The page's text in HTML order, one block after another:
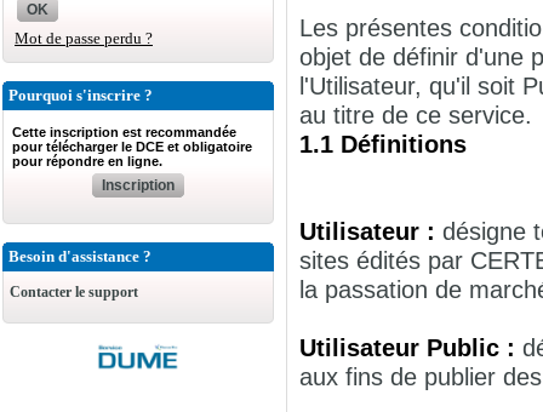
OK
Mot de passe perdu ?
Pourquoi s'inscrire ?
Cette inscription est recommandée
pour télécharger le DCE et obligatoire
pour répondre en ligne.
Inscription
Besoin d'assistance ?
Contacter le support
Les présentes
objet de définir d'une
l'Utilisateur, qu'il soit
au titre de ce service.
1.1 Définitions
Utilisateur : désigne
sites édités par
la passation de
Utilisateur Public :
aux fins de publier